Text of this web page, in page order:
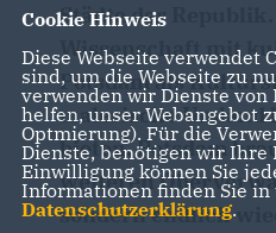
Städte der
Wissenschaft mit
Potsdam als
malerische Umland
bieten. Potsdam
weiteren
sondern endlich
Cookie Hinweis
Diese Webseite verwendet
sind, um die Webseite zu
verwenden wir Dienste
helfen, unser Webangebot
Optmierung). Für die
Dienste, benötigen wir
Einwilligung können Sie
Informationen finden Sie in
Datenschutzerklärung.